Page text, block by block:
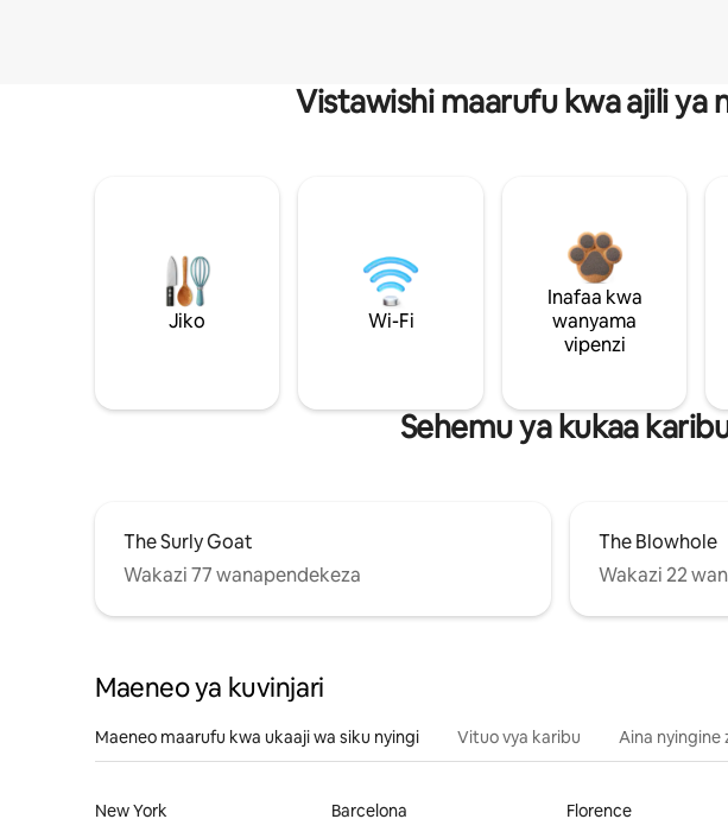
Vistawishi maarufu kwa ajili ya
Jiko Wi-Fi
Inafaa kwa
wanyama
vipenzi
Sehemu ya kukaa
The Surly Goat
Wakazi 77 wanapendekeza
The Blowhole
Wakazi 22
Maeneo ya kuvinjari
Maeneo maarufu kwa ukaaji wa siku nyingi Vituo vya karibu Aina nyingine
New York Barcelona Florence